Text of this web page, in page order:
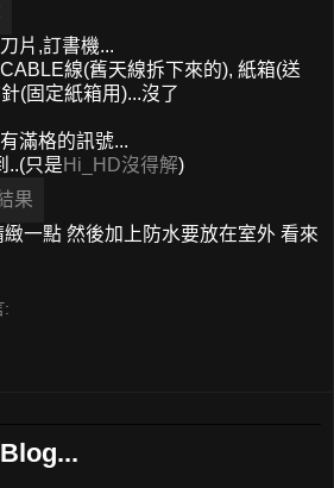
片,訂書機...
線(舊天線拆下來的), 紙箱(送
(固定紙箱用)...沒了
滿格的訊號...
..(只是 Hi_HD沒得解)
一點 然後加上防水要放在室外 看來
: